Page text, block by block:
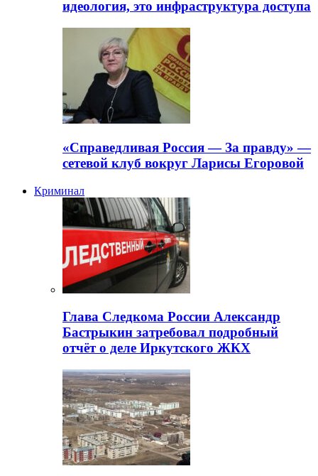
идеология, это инфраструктура доступа
«Справедливая Россия — За правду» —
сетевой клуб вокруг Ларисы Егоровой
Криминал
Глава Следкома России Александр
Бастрыкин затребовал подробный
отчёт о деле Иркутского ЖКХ